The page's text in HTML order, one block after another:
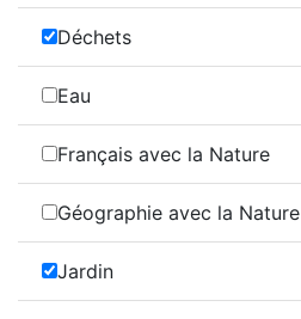
Déchets
Eau
Français avec la Nature
Géographie avec la Nature
Jardin